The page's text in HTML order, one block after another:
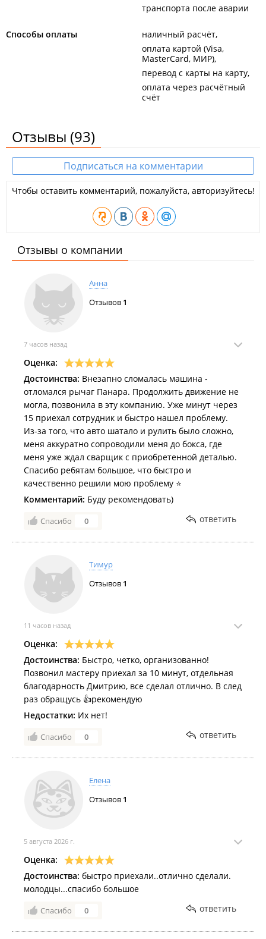
транспорта после аварии
Способы оплаты
наличный расчёт
оплата картой (Visa,
MasterCard, МИР)
перевод с карты на карту
оплата через расчётный
счёт
Отзывы (93)
Подписаться на комментарии
Чтобы оставить комментарий, пожалуйста, авторизуйтесь!
Отзывы о компании
Анна
Отзывов 1
7 часов назад
Оценка:
Достоинства: Внезапно сломалась машина -
отломался рычаг Панара. Продолжить движение не
могла, позвонила в эту компанию. Уже минут через
15 приехал сотрудник и быстро нашел проблему.
Из-за того, что авто шатало и рулить было сложно,
меня аккуратно сопроводили меня до бокса, где
меня уже ждал сварщик с приобретенной деталью.
Спасибо ребятам большое, что быстро и
качественно решили мою проблему ⭐
Комментарий: Буду рекомендовать)
Спасибо 0 ответить
Тимур
Отзывов 1
11 часов назад
Оценка:
Достоинства: Быстро, четко, организованно!
Позвонил мастеру приехал за 10 минут, отдельная
благодарность Дмитрию, все сделал отлично. В след
раз обращусь 👍рекомендую
Недостатки: Их нет!
Спасибо 0 ответить
Елена
Отзывов 1
5 августа 2026 г.
Оценка:
Достоинства: быстро приехали..отлично сделали.
молодцы...спасибо большое
Спасибо 0 ответить